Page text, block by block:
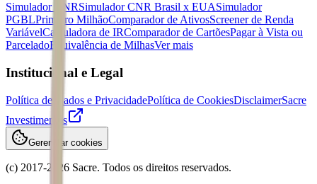
Simulador CNRSimulador CNR Brasil x EUASimulador
PGBLPrimeiro MilhãoComparador de AtivosScreener de Renda
VariávelCalculadora de IRComparador de CartõesPagar à Vista ou
ParceladoEquivalência de MilhasVer mais
Institucional e Legal
Política de Dados e PrivacidadePolítica de CookiesDisclaimerSacre
Investimentos
Gerenciar cookies
(c) 2017-2026 Sacre. Todos os direitos reservados.